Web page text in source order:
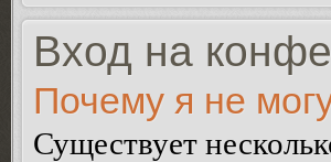
Вход на
Почему я не
Существует